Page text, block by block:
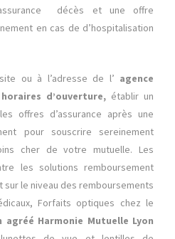
décès et une offre
en cas de d’hospitalisation
ou à l’adresse de l’ agence
d’ouverture, établir un
offres d’assurance après une
pour souscrire sereinement
cher de votre mutuelle. Les
les solutions remboursement
le niveau des remboursements
Forfaits optiques chez le
agréé Harmonie Mutuelle Lyon